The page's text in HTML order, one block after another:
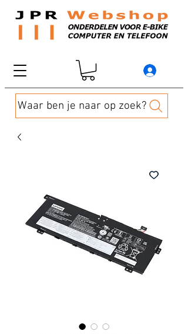
Waar ben je naar op zoek?